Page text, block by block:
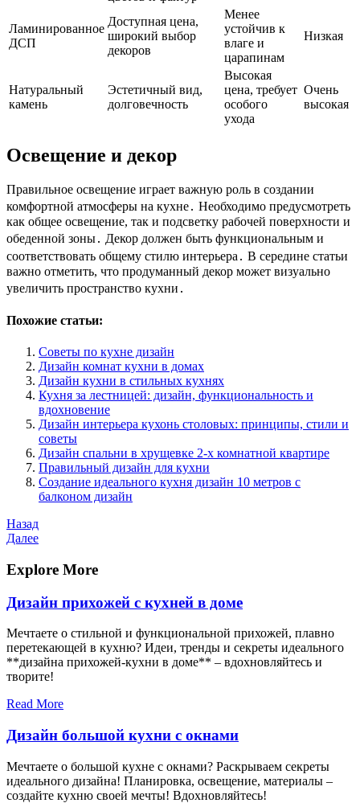
Ламинированное
ДСП
Доступная цена,
широкий выбор
декоров
Менее
устойчив к
влаге и
царапинам
Низкая
Натуральный
камень
Эстетичный вид,
долговечность
Высокая
цена, требует
особого
ухода
Очень
высокая
Освещение и декор
Правильное освещение играет важную роль в создании
комфортной атмосферы на кухне․ Необходимо предусмотреть
как общее освещение, так и подсветку рабочей поверхности и
обеденной зоны․ Декор должен быть функциональным и
соответствовать общему стилю интерьера․ В середине статьи
важно отметить, что продуманный декор может визуально
увеличить пространство кухни․
Похожие статьи:
Советы по кухне дизайн
Дизайн комнат кухни в домах
Дизайн кухни в стильных кухнях
Кухня за лестницей: дизайн, функциональность и
вдохновение
Дизайн интерьера кухонь столовых: принципы, стили и
советы
Дизайн спальни в хрущевке 2-х комнатной квартире
Правильный дизайн для кухни
Создание идеального кухня дизайн 10 метров с
балконом дизайн
Навигация
по
записям
Предыдущая
запись
Назад
Следующая
Далее
Explore More
Дизайн прихожей с кухней в доме
Мечтаете о стильной и функциональной прихожей, плавно
перетекающей в кухню? Идеи, тренды и секреты идеального
**дизайна прихожей-кухни в доме** – вдохновляйтесь и
творите!
Read More
Дизайн большой кухни с окнами
Мечтаете о большой кухне с окнами? Раскрываем секреты
идеального дизайна! Планировка, освещение, материалы –
создайте кухню своей мечты! Вдохновляйтесь!